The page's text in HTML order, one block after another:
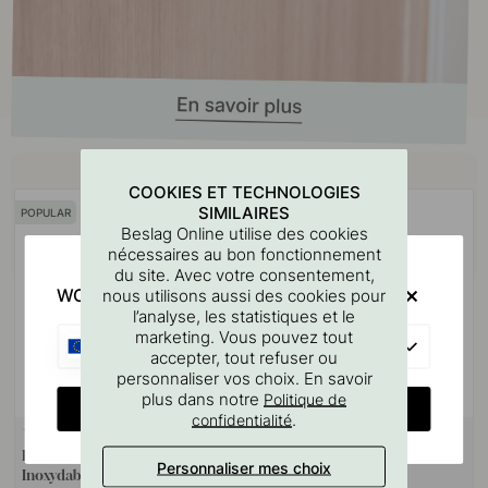
POPULAR
+ COULEURS
Bouton T Uniform - Acier
Inoxydable Brossé
Gabarit De Perçage Pour
Poignées Et Boutons
COOKIES ET TECHNOLOGIES
SIMILAIRES
Beslag Online utilise des cookies
nécessaires au bon fonctionnement
du site. Avec votre consentement,
nous utilisons aussi des cookies pour
l’analyse, les statistiques et le
marketing. Vous pouvez tout
accepter, tout refuser ou
personnaliser vos choix. En savoir
plus dans notre Politique de
confidentialité.
Personnaliser mes choix
WOULD YOU RATHER VISIT?
CHANGE COUNTRY